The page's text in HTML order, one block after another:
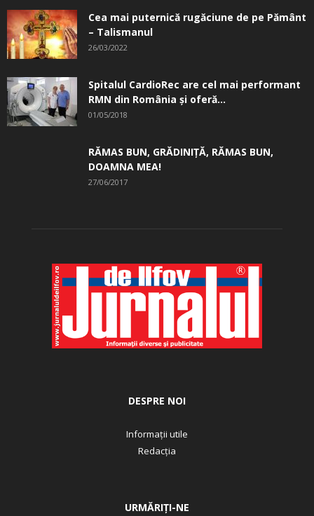
Cea mai puternică rugăciune de pe Pământ
– Talismanul
26/03/2022
Spitalul CardioRec are cel mai performant
RMN din România și oferă...
01/05/2018
RĂMAS BUN, GRĂDINIŢĂ, ­RĂMAS BUN,
DOAMNA MEA!
27/06/2017
DESPRE NOI
Informații utile
Redacția
URMĂRIȚI-NE